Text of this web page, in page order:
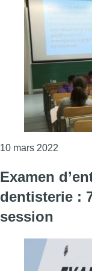
10 mars 2022
Examen
dentisterie :
session